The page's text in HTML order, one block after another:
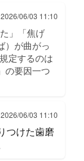
2026/06/03 11:10
」「焦げ
）が曲がっ
定するのは
の要因一つ
2026/06/03 11:10
つけた歯磨